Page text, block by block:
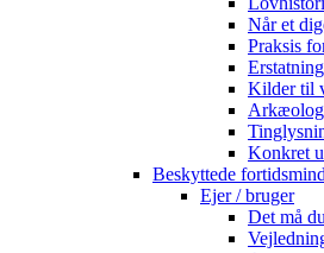
Når et
Praksis
Kilder til
Konkret
Beskyttede
Ejer / bruger
Det må